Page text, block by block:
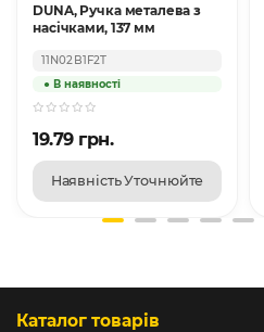
DUNA, Ручка металева з
насічками, 137 мм
11N02B1F2T
19.79 грн.
Наявність Уточнюйте
Каталог товарів